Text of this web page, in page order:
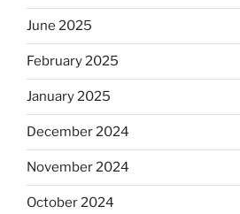
June 2025
February 2025
January 2025
December 2024
November 2024
October 2024